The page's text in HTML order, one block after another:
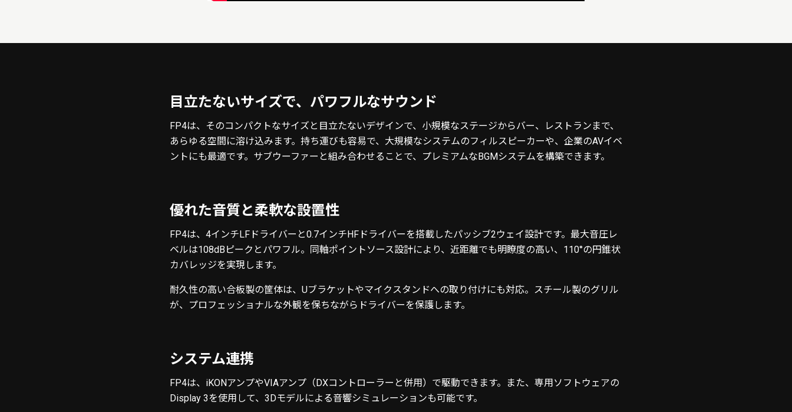
目立たないサイズで、パワフルなサウンド
FP4は、そのコンパクトなサイズと目立たないデザインで、小規模なステージからバー、レストランまで、
あらゆる空間に溶け込みます。持ち運びも容易で、大規模なシステムのフィルスピーカーや、企業のAVイベ
ントにも最適です。サブウーファーと組み合わせることで、プレミアムなBGMシステムを構築できます。
優れた音質と柔軟な設置性
FP4は、4インチLFドライバーと0.7インチHFドライバーを搭載したパッシブ2ウェイ設計です。最大音圧レ
ベルは108dBピークとパワフル。同軸ポイントソース設計により、近距離でも明瞭度の高い、110°の円錐状
カバレッジを実現します。
耐久性の高い合板製の筐体は、Uブラケットやマイクスタンドへの取り付けにも対応。スチール製のグリル
が、プロフェッショナルな外観を保ちながらドライバーを保護します。
システム連携
FP4は、iKONアンプやVIAアンプ（DXコントローラーと併用）で駆動できます。また、専用ソフトウェアの
Display 3を使用して、3Dモデルによる音響シミュレーションも可能です。